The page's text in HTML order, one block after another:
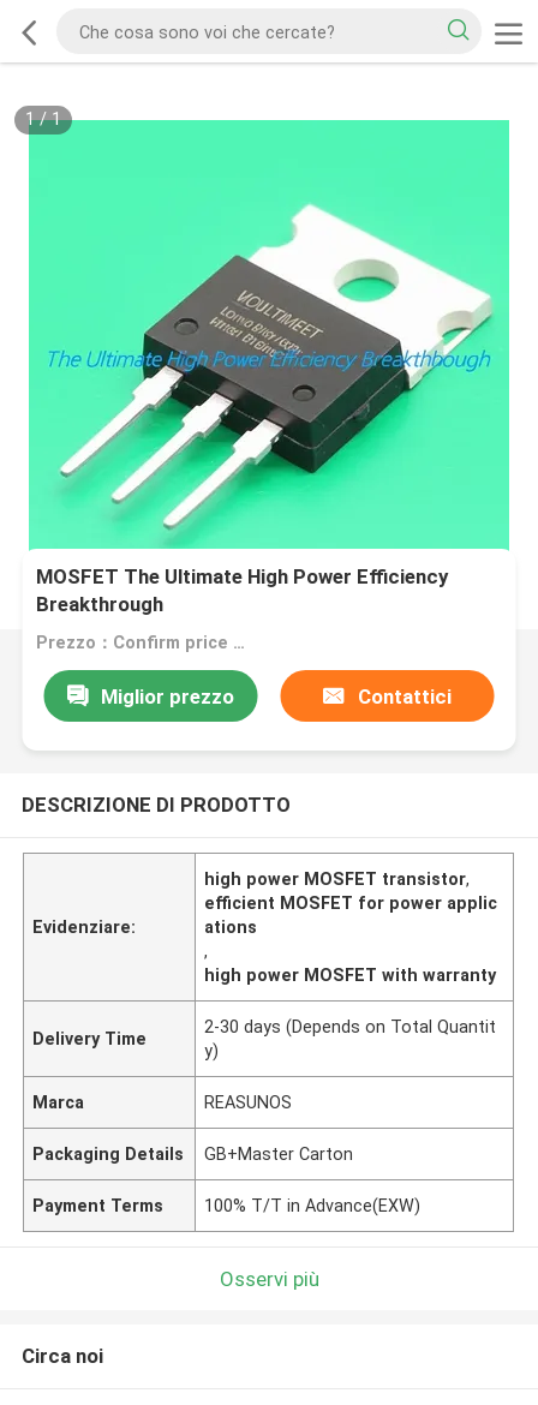
1/1
MOSFET The Ultimate High Power Efficiency
Breakthrough
Prezzo：Confirm price based on product
Miglior prezzo Contattici
DESCRIZIONE DI PRODOTTO
Evidenziare:
high power MOSFET transistor,
efficient MOSFET for power applic
ations
,
high power MOSFET with warranty
Delivery Time
2-30 days (Depends on Total Quantit
y)
Marca REASUNOS
Packaging Details GB+Master Carton
Payment Terms 100% T/T in Advance(EXW)
Osservi più
Circa noi